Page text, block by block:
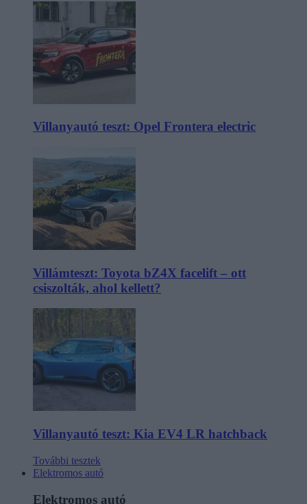
Villanyautó teszt: Opel Frontera electric
Villámteszt: Toyota bZ4X facelift – ott
csiszolták, ahol kellett?
Villanyautó teszt: Kia EV4 LR hatchback
További tesztek
Elektromos autó
Elektromos autó